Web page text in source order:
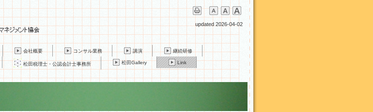
updated 2026-04-02
会社概要 コンサル業務 講演 継続研修
松田税理士・公認会計士事務所 松田Gallery Link